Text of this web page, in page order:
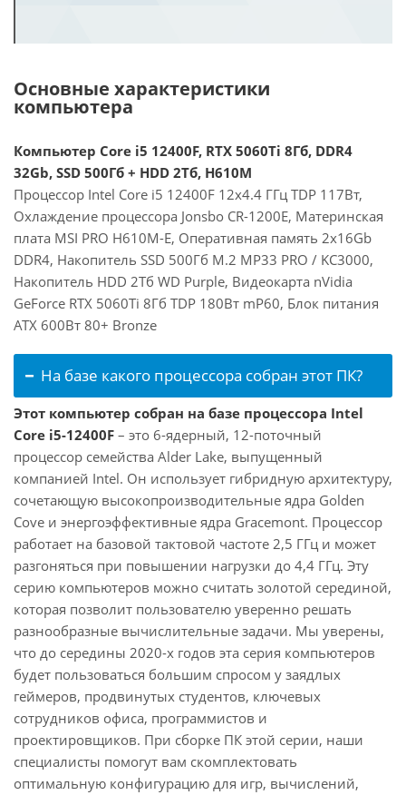
Основные характеристики
компьютера
Компьютер Core i5 12400F, RTX 5060Ti 8Гб, DDR4
32Gb, SSD 500Гб + HDD 2Тб, H610M
Процессор Intel Core i5 12400F 12x4.4 ГГц TDP 117Вт,
Охлаждение процессора Jonsbo CR-1200E, Материнская
плата MSI PRO H610M-E, Оперативная память 2x16Gb
DDR4, Накопитель SSD 500Гб M.2 MP33 PRO / KC3000,
Накопитель HDD 2Тб WD Purple, Видеокарта nVidia
GeForce RTX 5060Ti 8Гб TDP 180Вт mP60, Блок питания
ATX 600Вт 80+ Bronze
На базе какого процессора собран этот ПК?
Этот компьютер собран на базе процессора Intel
Core i5-12400F – это 6-ядерный, 12-поточный
процессор семейства Alder Lake, выпущенный
компанией Intel. Он использует гибридную архитектуру,
сочетающую высокопроизводительные ядра Golden
Cove и энергоэффективные ядра Gracemont. Процессор
работает на базовой тактовой частоте 2,5 ГГц и может
разгоняться при повышении нагрузки до 4,4 ГГц. Эту
серию компьютеров можно считать золотой серединой,
которая позволит пользователю уверенно решать
разнообразные вычислительные задачи. Мы уверены,
что до середины 2020-х годов эта серия компьютеров
будет пользоваться большим спросом у заядлых
геймеров, продвинутых студентов, ключевых
сотрудников офиса, программистов и
проектировщиков. При сборке ПК этой серии, наши
специалисты помогут вам скомплектовать
оптимальную конфигурацию для игр, вычислений,